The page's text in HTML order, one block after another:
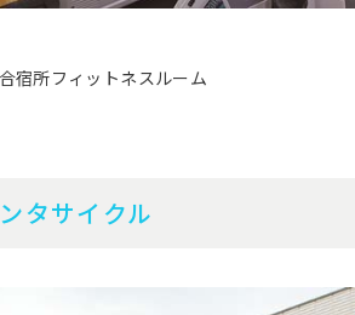
宿所フィットネスルーム
タサイクル